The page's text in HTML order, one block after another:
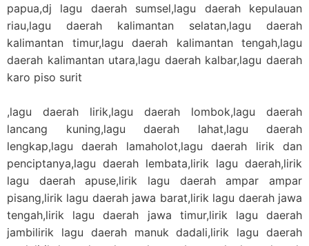
papua,dj lagu daerah sumsel,lagu daerah kepulauan
riau,lagu daerah kalimantan selatan,lagu daerah
kalimantan timur,lagu daerah kalimantan tengah,lagu
daerah kalimantan utara,lagu daerah kalbar,lagu daerah
karo piso surit
,lagu daerah lirik,lagu daerah lombok,lagu daerah
lancang kuning,lagu daerah lahat,lagu daerah
lengkap,lagu daerah lamaholot,lagu daerah lirik dan
penciptanya,lagu daerah lembata,lirik lagu daerah,lirik
lagu daerah apuse,lirik lagu daerah ampar ampar
pisang,lirik lagu daerah jawa barat,lirik lagu daerah jawa
tengah,lirik lagu daerah jawa timur,lirik lagu daerah
jambilirik lagu daerah manuk dadali,lirik lagu daerah